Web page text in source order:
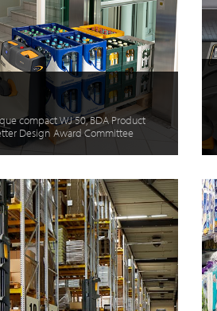
compact WJ 50, BDA Product
Design Award Committee